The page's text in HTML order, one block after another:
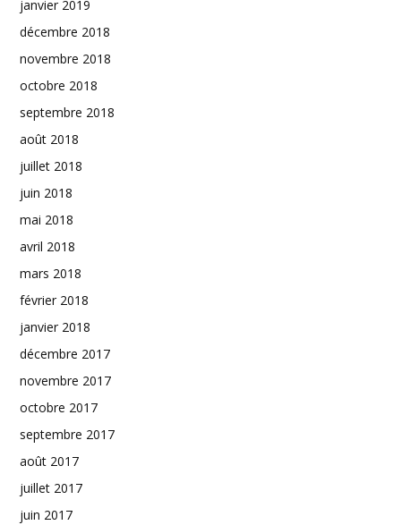
janvier 2019
décembre 2018
novembre 2018
octobre 2018
septembre 2018
août 2018
juillet 2018
juin 2018
mai 2018
avril 2018
mars 2018
février 2018
janvier 2018
décembre 2017
novembre 2017
octobre 2017
septembre 2017
août 2017
juillet 2017
juin 2017